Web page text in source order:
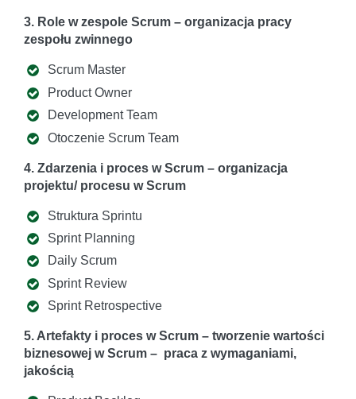
3. Role w zespole Scrum – organizacja pracy
zespołu zwinnego
Scrum Master
Product Owner
Development Team
Otoczenie Scrum Team
4. Zdarzenia i proces w Scrum – organizacja
projektu/ procesu w Scrum
Struktura Sprintu
Sprint Planning
Daily Scrum
Sprint Review
Sprint Retrospective
5. Artefakty i proces w Scrum – tworzenie wartości
biznesowej w Scrum – praca z wymaganiami,
jakością